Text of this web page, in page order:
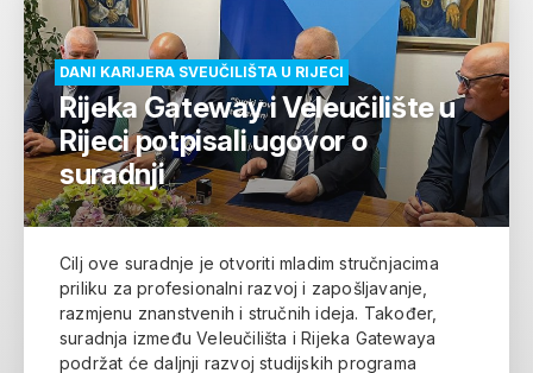
DANI KARIJERA SVEUČILIŠTA U RIJECI
Rijeka Gateway i Veleučilište u
Rijeci potpisali ugovor o
suradnji
Cilj ove suradnje je otvoriti mladim stručnjacima
priliku za profesionalni razvoj i zapošljavanje,
razmjenu znanstvenih i stručnih ideja. Također,
suradnja između Veleučilišta i Rijeka Gatewaya
podržat će daljnji razvoj studijskih programa